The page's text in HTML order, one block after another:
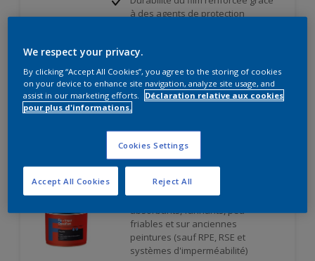
à des agents de protection
Seulement disponible en magasin
Comparer
Fix+Imper Opacifiant
A utiliser sur les fonds,
absorbants, farinants, peu
friables et sur anciennes
peintures (sauf RPE, RSE et
systèmes d'imperméabilité)
We respect your privacy.
By clicking “Accept All Cookies”, you agree to the storing of cookies
on your device to enhance site navigation, analyze site usage, and
assist in our marketing efforts.
Déclaration relative aux cookies
pour plus d'informations.
Cookies Settings
Reject All
Accept All Cookies